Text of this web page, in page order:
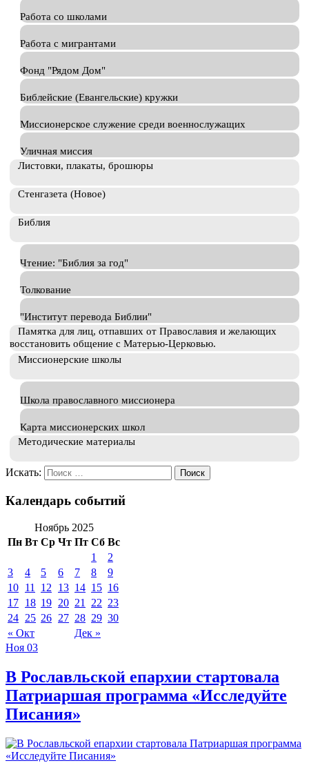
Работа со школами
Работа с мигрантами
Фонд "Рядом Дом"
Библейские (Евангельские) кружки
Миссионерское служение среди военнослужащих
Уличная миссия
Листовки, плакаты, брошюры
Стенгазета (Новое)
Библия
Чтение: "Библия за год"
Толкование
"Институт перевода Библии"
Памятка для лиц, отпавших от Православия и желающих
восстановить общение с Матерью-Церковью.
Миссионерские школы
Школа православного миссионера
Карта миссионерских школ
Методические материалы
Искать:
Календарь событий
Ноябрь 2025
Пн Вт Ср Чт Пт Сб Вс
« Окт Дек »
1
2
3
4 5 6 7 8
9
10 11 12 13 14 15 16
17 18 19 20 21 22 23
24 25 26 27 28 29 30
Ноя 03
В Рославльской епархии стартовала
Патриаршая программа «Исследуйте
Писания»